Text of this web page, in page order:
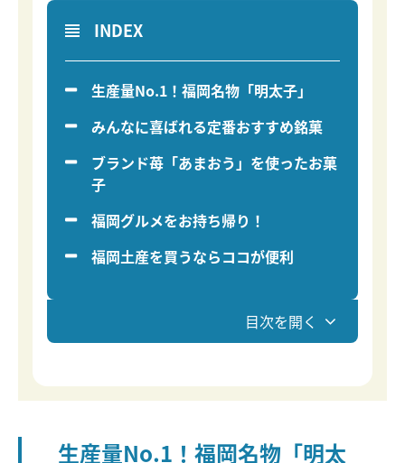
目次を開く
INDEX
生産量No.1！福岡名物「明太子」
みんなに喜ばれる定番おすすめ銘菓
ブランド苺「あまおう」を使ったお菓
子
福岡グルメをお持ち帰り！
福岡土産を買うならココが便利
生産量No.1！福岡名物「明太